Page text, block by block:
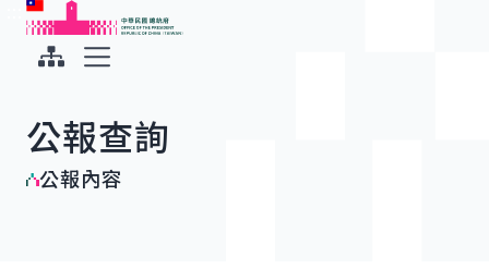
跳到主要內容
中華民國總統府
公報查詢
公報內容